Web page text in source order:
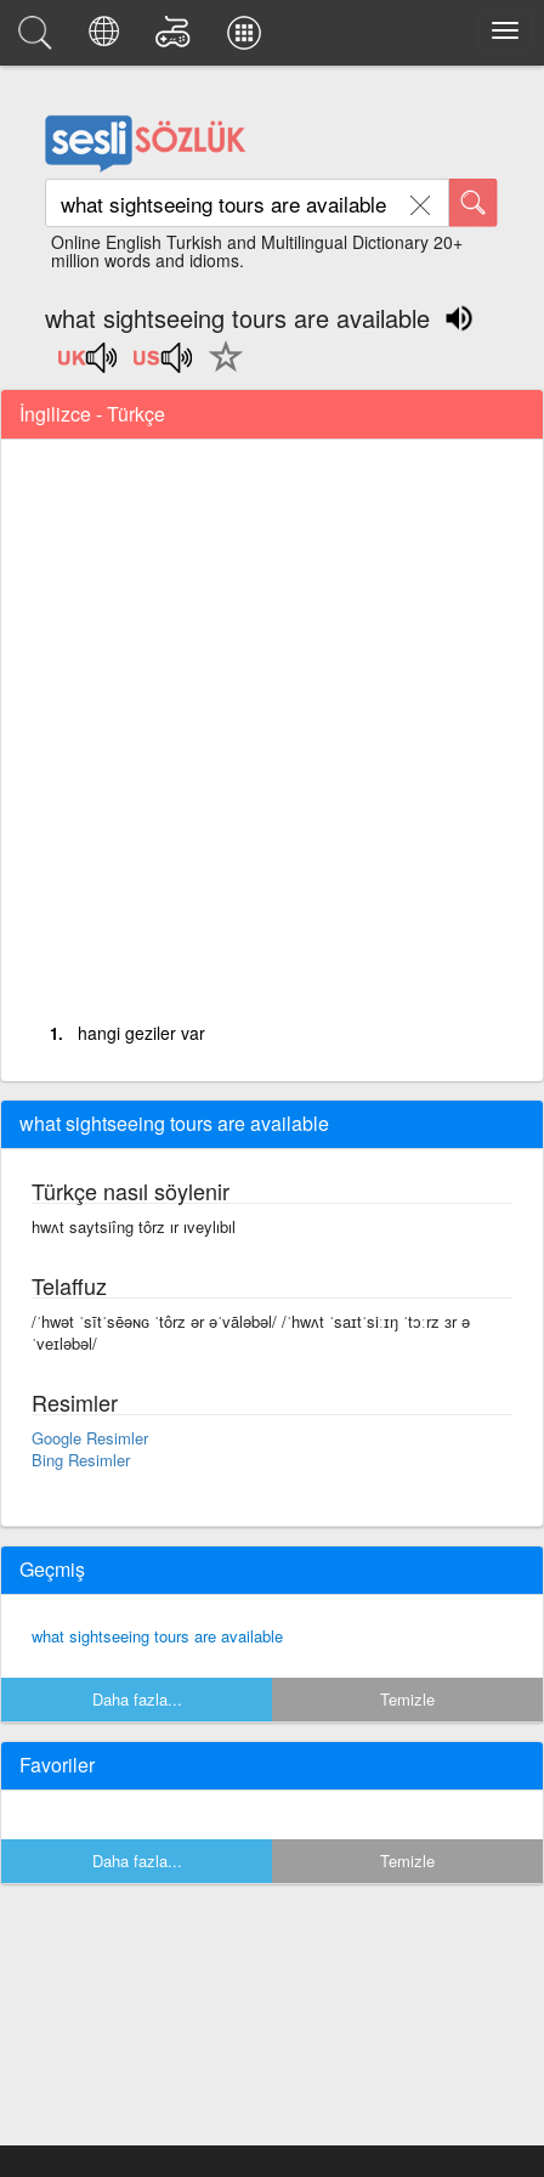
Online English Turkish and Multilingual Dictionary 20+
million words and idioms.
what sightseeing tours are available
İngilizce - Türkçe
hangi geziler var
what sightseeing tours are available
Türkçe nasıl söylenir
hwʌt saytsiîng tôrz ır ıveylıbıl
Telaffuz
/ˈhwət ˈsītˈsēəɴɢ ˈtôrz ər əˈvāləbəl/ /ˈhwʌt ˈsaɪtˈsiːɪŋ ˈtɔːrz ɜr ə
ˈveɪləbəl/
Resimler
Google Resimler
Bing Resimler
Geçmiş
what sightseeing tours are available
Daha fazla... Temizle
Favoriler
Daha fazla... Temizle